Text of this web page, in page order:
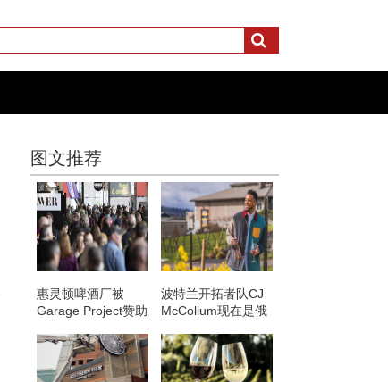
图文推荐
惠灵顿啤酒厂被
Garage Project赞助
门外
波特兰开拓者队CJ
McCollum现在是俄
园的所有者